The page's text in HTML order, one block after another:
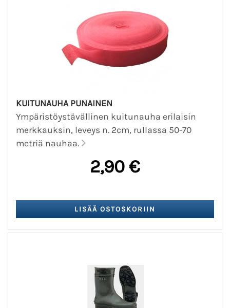
KUITUNAUHA PUNAINEN
Ympäristöystävällinen kuitunauha erilaisin
merkkauksin, leveys n. 2cm, rullassa 50-70
metriä nauhaa.
2,90 €